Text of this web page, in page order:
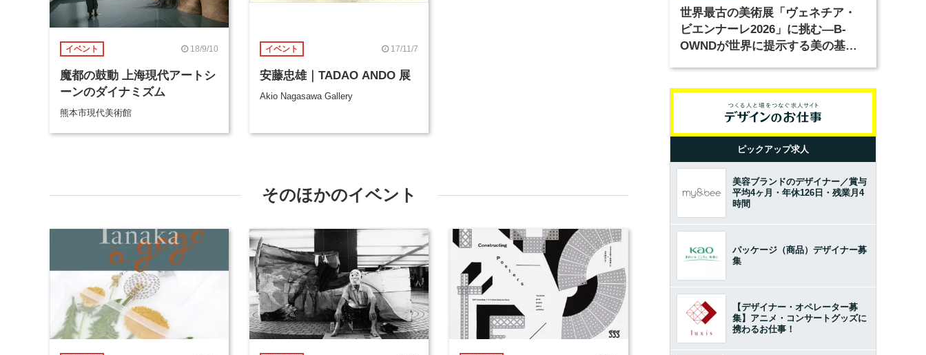
イベント 18/9/10
魔都の鼓動 上海現代アートシ
ーンのダイナミズム
熊本市現代美術館
イベント 17/11/7
安藤忠雄｜TADAO ANDO 展
Akio Nagasawa Gallery
そのほかのイベント
世界最古の美術展「ヴェネチア・
ビエンナーレ2026」に挑む―B-
OWNDが世界に提示する美の基準
ピックアップ求人
美容ブランドのデザイナー／賞与
平均4ヶ月・年休126日・残業月4
時間
パッケージ（商品）デザイナー募
集
【デザイナー・オペレーター募
集】アニメ・コンサートグッズに
携わるお仕事！